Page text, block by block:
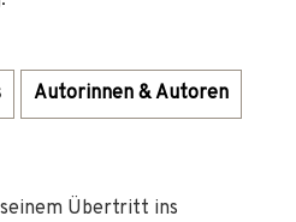
Autorinnen & Autoren
Übertritt ins